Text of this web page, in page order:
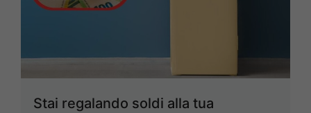
Stai regalando soldi alla tua